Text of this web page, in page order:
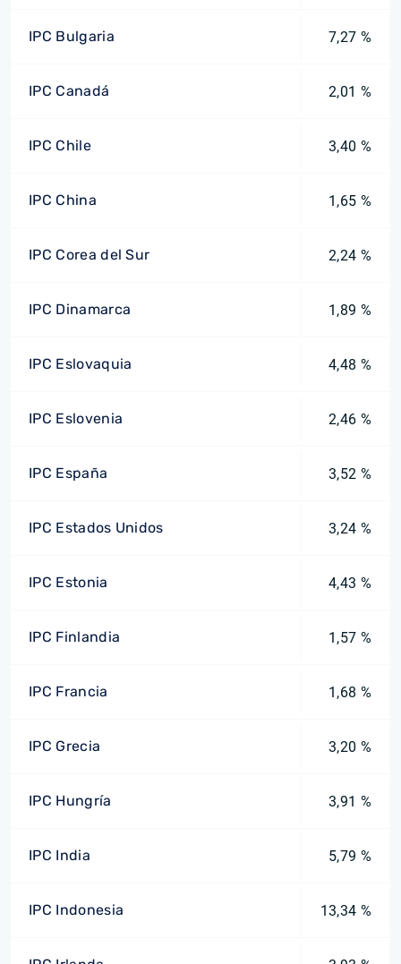
IPC Bulgaria 7,27 %
IPC Canadá 2,01 %
IPC Chile 3,40 %
IPC China 1,65 %
IPC Corea del Sur 2,24 %
IPC Dinamarca 1,89 %
IPC Eslovaquia 4,48 %
IPC Eslovenia 2,46 %
IPC España 3,52 %
IPC Estados Unidos 3,24 %
IPC Estonia 4,43 %
IPC Finlandia 1,57 %
IPC Francia 1,68 %
IPC Grecia 3,20 %
IPC Hungría 3,91 %
IPC India 5,79 %
IPC Indonesia 13,34 %